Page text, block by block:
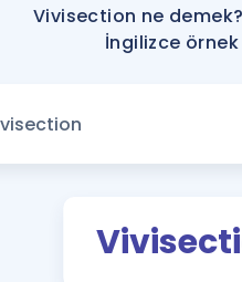
Vivisection ne
İngilizce